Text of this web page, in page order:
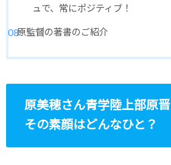
ュで、常にポジティブ！
原監督の著書のご紹介
原美穂さん青学陸上部原晋
その素顔はどんなひと？